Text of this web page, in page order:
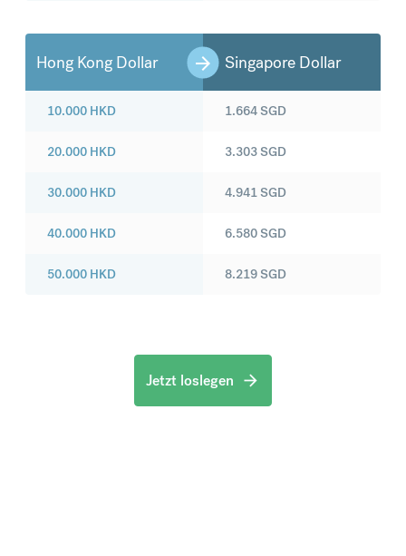
Hong Kong Dollar Singapore Dollar
10.000 HKD
20.000 HKD
30.000 HKD
40.000 HKD
50.000 HKD
1.664SGD
3.303SGD
4.941SGD
6.580SGD
8.219SGD
Jetzt loslegen